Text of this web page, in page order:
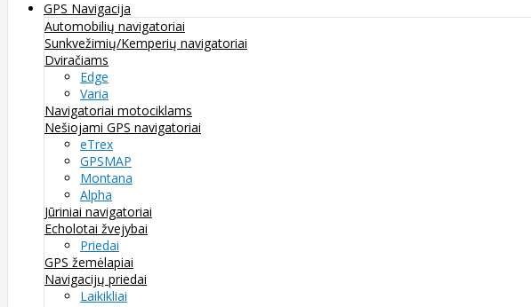
GPS Navigacija
Automobilių navigatoriai
Sunkvežimių/Kemperių navigatoriai
Dviračiams
Edge
Varia
Navigatoriai motociklams
Nešiojami GPS navigatoriai
eTrex
GPSMAP
Montana
Alpha
Jūriniai navigatoriai
Echolotai žvejybai
Priedai
GPS žemėlapiai
Navigacijų priedai
Laikikliai